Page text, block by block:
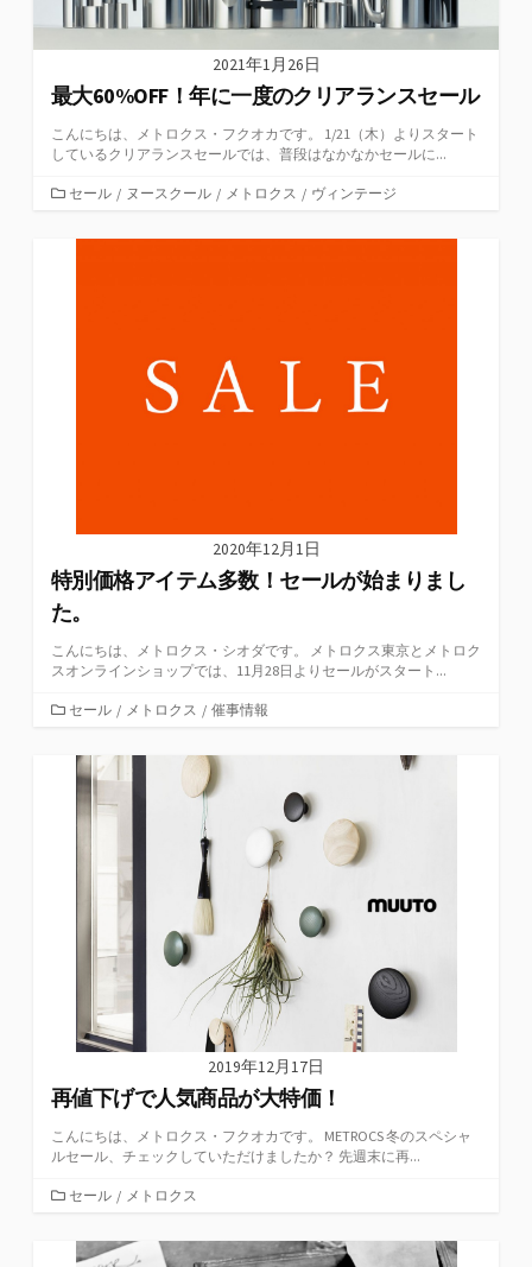
2021年1月26日
最大60%OFF！年に一度のクリアランスセール
こんにちは、メトロクス・フクオカです。 1/21（木）よりスタート
しているクリアランスセールでは、普段はなかなかセールに...
カ
ゴ
セール / ヌースクール / メトロクス / ヴィンテージ
2020年12月1日
特別価格アイテム多数！セールが始まりまし
た。
こんにちは、メトロクス・シオダです。 メトロクス東京とメトロク
スオンラインショップでは、11月28日よりセールがスタート...
カ
ゴ
セール / メトロクス / 催事情報
2019年12月17日
再値下げで人気商品が大特価！
こんにちは、メトロクス・フクオカです。 METROCS 冬のスペシャ
ルセール、チェックしていただけましたか？ 先週末に再...
カ
ゴ
リ
セール / メトロクス